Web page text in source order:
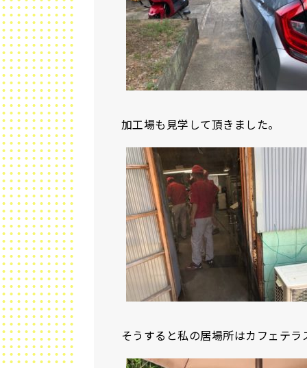
加工場も見学して頂きました。
そうすると私の居場所はカフェテラ